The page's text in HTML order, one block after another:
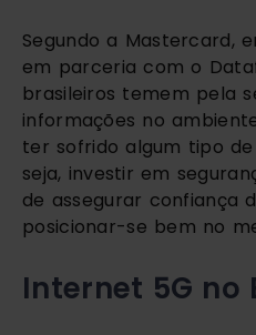
Segundo a Mastercard,
em parceria com o
brasileiros temem pela
informações no
ter sofrido algum tipo
seja, investir em
de assegurar confiança
posicionar-se bem no
Internet 5G no